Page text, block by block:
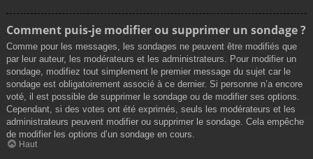
Comment puis-je modifier ou supprimer un sondage ?
Comme pour les messages, les sondages ne peuvent être modifiés que
par leur auteur, les modérateurs et les administrateurs. Pour modifier un
sondage, modifiez tout simplement le premier message du sujet car le
sondage est obligatoirement associé à ce dernier. Si personne n’a encore
voté, il est possible de supprimer le sondage ou de modifier ses options.
Cependant, si des votes ont été exprimés, seuls les modérateurs et les
administrateurs peuvent modifier ou supprimer le sondage. Cela empêche
de modifier les options d’un sondage en cours.
Haut